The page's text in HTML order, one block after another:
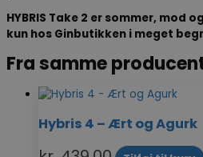
HYBRIS Take 2 er sommer, mod
kun hos Ginbutikken i meget
Fra samme
Hybris 4 – Ært og Agurk